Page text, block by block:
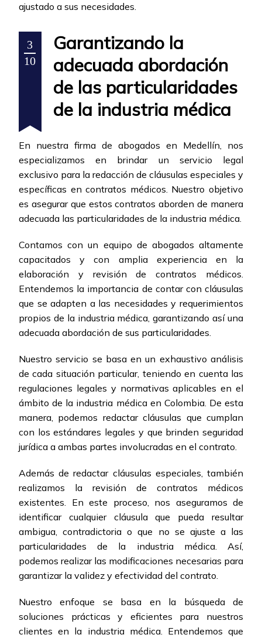
ajustado a sus necesidades.
3
10
Garantizando la
adecuada abordación
de las particularidades
de la industria médica
En nuestra firma de abogados en Medellín, nos
especializamos en brindar un servicio legal
exclusivo para la redacción de cláusulas especiales y
específicas en contratos médicos. Nuestro objetivo
es asegurar que estos contratos aborden de manera
adecuada las particularidades de la industria médica.
Contamos con un equipo de abogados altamente
capacitados y con amplia experiencia en la
elaboración y revisión de contratos médicos.
Entendemos la importancia de contar con cláusulas
que se adapten a las necesidades y requerimientos
propios de la industria médica, garantizando así una
adecuada abordación de sus particularidades.
Nuestro servicio se basa en un exhaustivo análisis
de cada situación particular, teniendo en cuenta las
regulaciones legales y normativas aplicables en el
ámbito de la industria médica en Colombia. De esta
manera, podemos redactar cláusulas que cumplan
con los estándares legales y que brinden seguridad
jurídica a ambas partes involucradas en el contrato.
Además de redactar cláusulas especiales, también
realizamos la revisión de contratos médicos
existentes. En este proceso, nos aseguramos de
identificar cualquier cláusula que pueda resultar
ambigua, contradictoria o que no se ajuste a las
particularidades de la industria médica. Así,
podemos realizar las modificaciones necesarias para
garantizar la validez y efectividad del contrato.
Nuestro enfoque se basa en la búsqueda de
soluciones prácticas y eficientes para nuestros
clientes en la industria médica. Entendemos que